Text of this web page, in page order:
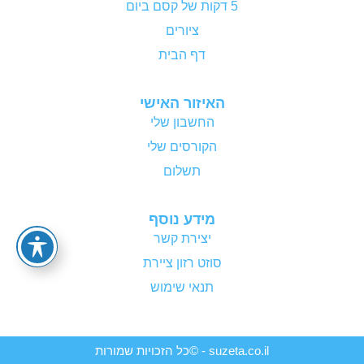
5 דקות של קסם ביום
ציורים
דף הבית
האיזור האישי
החשבון שלי
הקורסים שלי
תשלום
מידע נוסף
יצירת קשר
סוזט רזון ציירת
תנאי שימוש
suzeta.co.il - ©כל הזכויות שמורות